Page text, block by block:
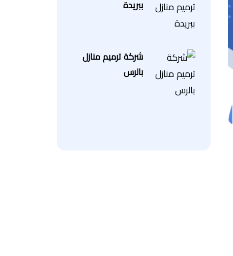
ببريدة
شركة ترميم منازل
بالرس